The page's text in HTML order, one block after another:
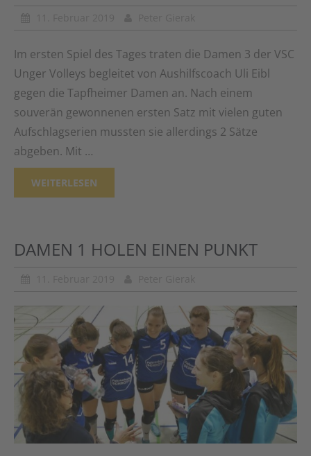
Im ersten Spiel des Tages traten die Damen 3 der VSC
Unger Volleys begleitet von Aushilfscoach Uli Eibl
gegen die Tapfheimer Damen an. Nach einem
souverän gewonnenen ersten Satz mit vielen guten
Aufschlagserien mussten sie allerdings 2 Sätze
abgeben. Mit …
WEITERLESEN
DAMEN 1 HOLEN EINEN PUNKT